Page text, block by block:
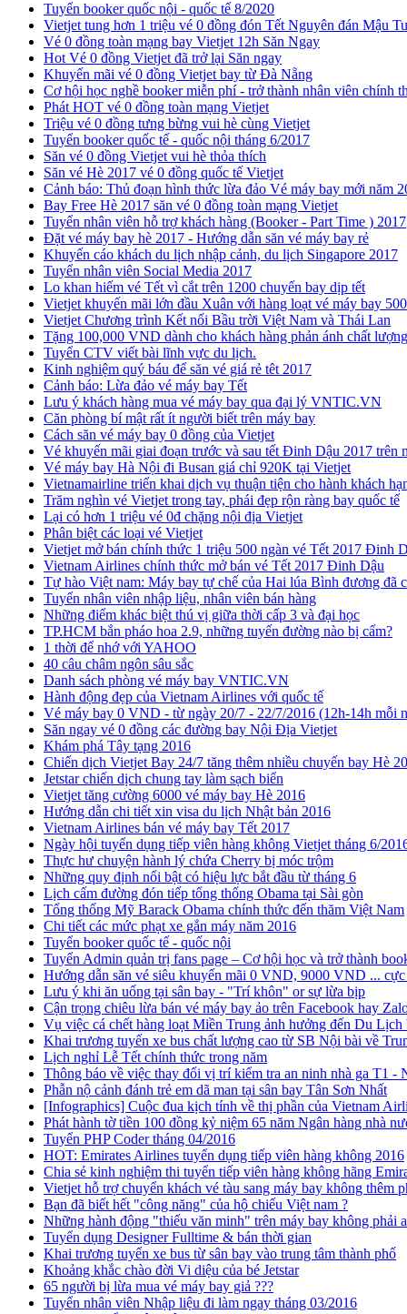
Tuyển booker quốc nội - quốc tế 8/2020
​Vietjet tung hơn 1 triệu vé 0 đồng đón Tết Nguyên đán Mậu
Vé 0 đồng toàn mạng bay Vietjet 12h Săn Ngay
Hot Vé 0 đồng Vietjet đã trở lại Săn ngay
​Khuyến mãi vé 0 đồng Vietjet bay từ Đà Nẵng
Cơ hội học nghề booker miễn phí - trở thành nhân viên chính
Phát HOT vé 0 đồng toàn mạng Vietjet
​Triệu vé 0 đồng tưng bừng vui hè cùng Vietjet
Tuyển booker quốc tế - quốc nội tháng 6/2017
Săn vé 0 đồng Vietjet vui hè thỏa thích
​Săn vé Hè 2017 vé 0 đồng quốc tế Vietjet
Cảnh báo: Thủ đoạn hình thức lừa đảo Vé máy bay mới năm
Bay Free Hè 2017 săn vé 0 đồng toàn mạng Vietjet
Tuyển nhân viên hỗ trợ khách hàng (Booker - Part Time ) 2017
​Đặt vé máy bay hè 2017 - Hướng dẫn săn vé máy bay rẻ
Khuyến cáo khách du lịch nhập cảnh, du lịch Singapore 2017
Tuyển nhân viên Social Media 2017
Lo khan hiếm vé Tết vì cắt trên 1200 chuyến bay dịp tết
Vietjet khuyến mãi lớn đầu Xuân với hàng loạt vé máy bay
Vietjet Chương trình Kết nối Bầu trời Việt Nam và Thái Lan
Tặng 100,000 VND dành cho khách hàng phản ánh chất
Tuyển CTV viết bài lĩnh vực du lịch.
Kinh nghiệm quý báu để săn vé giá rẻ têt 2017
Cảnh báo: Lừa đảo vé máy bay Tết
Lưu ý khách hàng mua vé máy bay qua đại lý VNTIC.VN
Căn phòng bí mật rất ít người biết trên máy bay
Cách săn vé máy bay 0 đồng của Vietjet
Vé khuyến mãi giai đoạn trước và sau tết Đinh Dậu 2017 trên
Vé máy bay Hà Nội đi Busan giá chỉ 920K tại Vietjet
Vietnamairline triển khai dịch vụ thuận tiện cho hành khách
Trăm nghìn vé Vietjet trong tay, phái đẹp rộn ràng bay quốc tế
Lại có hơn 1 triệu vé 0đ chặng nội địa Vietjet
Phân biệt các loại vé Vietjet
Vietjet mở bán chính thức 1 triệu 500 ngàn vé Tết 2017 Đinh
Vietnam Airlines chính thức mở bán vé Tết 2017 Đinh Dậu
Tự hào Việt nam: Máy bay tự chế của Hai lúa Bình đương đã
Tuyển nhân viên nhập liệu, nhân viên bán hàng
​Những điểm khác biệt thú vị giữa thời cấp 3 và đại học
TP.HCM bắn pháo hoa 2.9, những tuyến đường nào bị cấm?
1 thời để nhớ với YAHOO
40 câu châm ngôn sâu sắc
Danh sách phòng vé máy bay VNTIC.VN
Hành động đẹp của Vietnam Airlines với quốc tế
Vé máy bay 0 VND - từ ngày 20/7 - 22/7/2016 (12h-14h mỗi
Săn ngay vé 0 đồng các đường bay Nội Địa Vietjet
Khám phá Tây tạng 2016
Chiến dịch Vietjet Bay 24/7 tăng thêm nhiều chuyến bay Hè
Jetstar chiến dịch chung tay làm sạch biển
Vietjet tăng cường 6000 vé máy bay Hè 2016
Hướng dẫn chi tiết xin visa du lịch Nhật bản 2016
Vietnam Airlines bán vé máy bay Tết 2017
Ngày hội tuyển dụng tiếp viên hàng không Vietjet tháng 6/
Thực hư chuyện hành lý chứa Cherry bị móc trộm
Những quy định nổi bật có hiệu lực bắt đầu từ tháng 6
Lịch cấm đường đón tiếp tổng thống Obama tại Sài gòn
Tổng thống Mỹ Barack Obama chính thức đến thăm Việt Nam
Chi tiết các mức phạt xe gắn máy năm 2016
Tuyển booker quốc tế - quốc nội
Tuyển Admin quản trị fans page – Cơ hội học và trở thành
Hướng dẫn săn vé siêu khuyến mãi 0 VND, 9000 VND ...
Lưu ý khi ăn uống tại sân bay - "Trí khôn" or sự lừa bịp
Cận trọng chiêu lừa bán vé máy bay ảo trên Facebook hay
Vụ việc cá chết hàng loạt Miền Trung ảnh hưởng đến Du Lịch
Khai trương tuyến xe bus chất lượng cao từ SB Nội bài về
Lịch nghỉ Lễ Tết chính thức trong năm
Thông báo về việc thay đổi vị trí kiểm tra an ninh nhà ga T1 -
Phẫn nộ cảnh đánh trẻ em dã man tại sân bay Tân Sơn Nhất
[Infographics] Cuộc đua kịch tính về thị phần của Vietnam
Phát hành tờ tiền 100 đồng kỷ niệm 65 năm Ngân hàng nhà
Tuyển PHP Coder tháng 04/2016
HOT: Emirates Airlines tuyển dụng tiếp viên hàng không 2016
Chia sẻ kinh nghiệm thi tuyển tiếp viên hàng không hãng
Vietjet hỗ trợ chuyển khách vé tàu sang máy bay không thêm
Bạn đã biết hết "công năng" của hộ chiếu Việt nam ?
Những hành động "thiếu văn minh" trên máy bay không phải
Tuyển dụng Designer Fulltime & bán thời gian
Khai trương tuyến xe bus từ sân bay vào trung tâm thành phố
Khoảng khắc chào đời Vi diệu của bé Jetstar
65 người bị lừa mua vé máy bay giả ???
Tuyển nhân viên Nhập liệu đi làm ngay tháng 03/2016